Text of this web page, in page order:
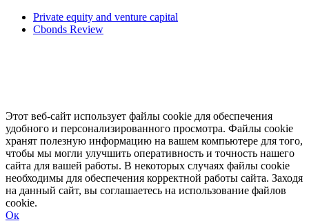
Private equity and venture capital
Cbonds Review
Этот веб-сайт использует файлы cookie для обеспечения
удобного и персонализированного просмотра. Файлы cookie
хранят полезную информацию на вашем компьютере для того,
чтобы мы могли улучшить оперативность и точность нашего
сайта для вашей работы. В некоторых случаях файлы cookie
необходимы для обеспечения корректной работы сайта. Заходя
на данный сайт, вы соглашаетесь на использование файлов
cookie.
Ок